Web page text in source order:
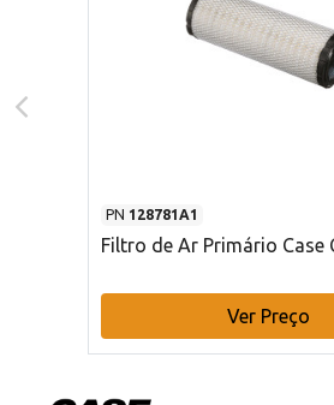
PN 128781A1
Filtro de Ar Primário Case
Ver Preço